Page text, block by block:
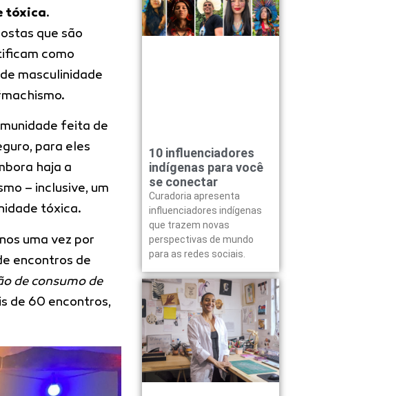
tóxica.
que são
como
masculinidade
feita de
para eles
haja a
– inclusive, um
tóxica.
uma vez por
encontros de
de consumo de
de 60 encontros,
10 influenciadores
indígenas para você
se conectar
Curadoria apresenta
influenciadores indígenas
que trazem novas
perspectivas de mundo
para as redes sociais.